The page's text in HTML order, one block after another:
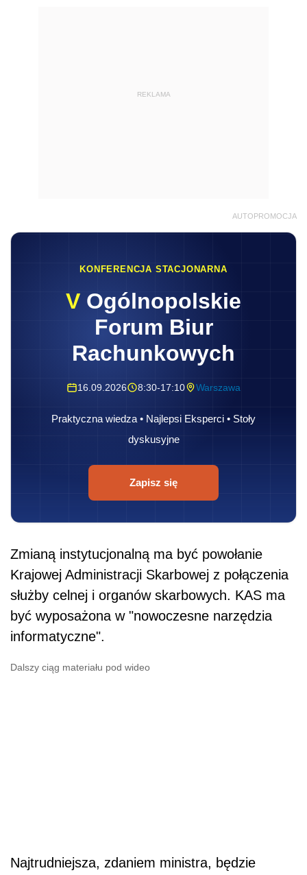
REKLAMA
AUTOPROMOCJA
KONFERENCJA STACJONARNA
V Ogólnopolskie
Forum Biur
Rachunkowych
16.09.2026 8:30-17:10 Warszawa
Praktyczna wiedza • Najlepsi Eksperci • Stoły
dyskusyjne
Zapisz się
Zmianą instytucjonalną ma być powołanie
Krajowej Administracji Skarbowej z połączenia
służby celnej i organów skarbowych. KAS ma
być wyposażona w "nowoczesne narzędzia
informatyczne".
Dalszy ciąg materiału pod wideo
Najtrudniejsza, zdaniem ministra, będzie